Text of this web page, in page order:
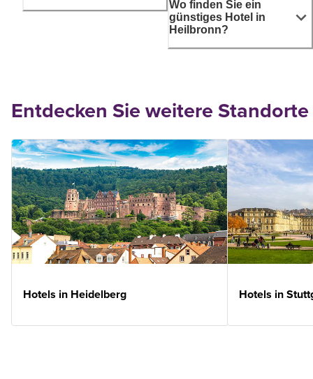
Wo finden Sie ein
günstiges Hotel in
Heilbronn?
Entdecken Sie weitere Standorte
Hotels in Heidelberg Hotels in